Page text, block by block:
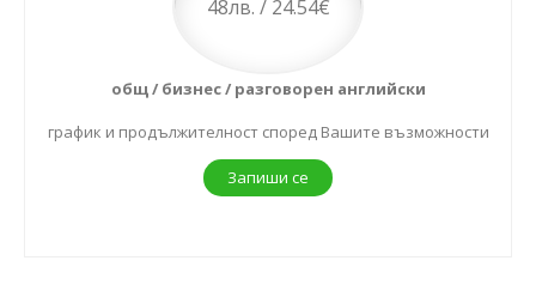
48лв. / 24.54€
общ / бизнес / разговорен английски
график и продължителност според Вашите възможности
Запиши се